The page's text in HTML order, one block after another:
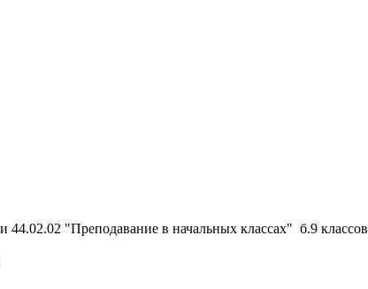
44.02.02 "Преподавание в начальных классах" б.9 классов